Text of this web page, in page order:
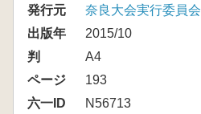
発行元
奈良大会実行委員会
出版年
2015/10
判
A4
ページ
193
六一ID
N56713